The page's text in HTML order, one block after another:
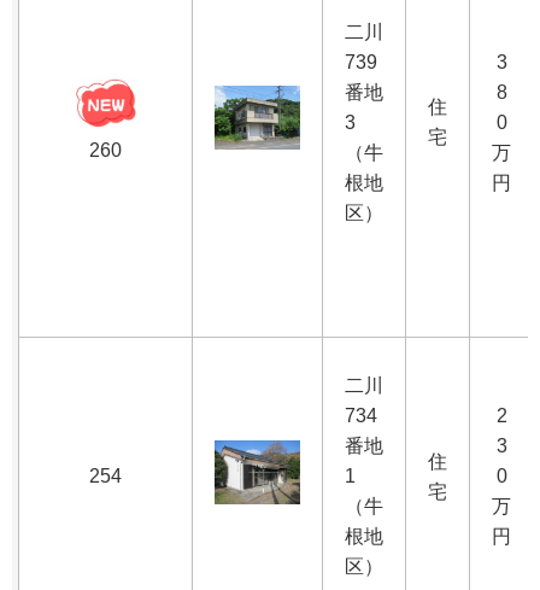
260
二川
739
番地
3
（牛
根地
区）
住
宅
3
8
0
万
円
254
二川
734
番地
1
（牛
根地
区）
住
宅
2
3
0
万
円